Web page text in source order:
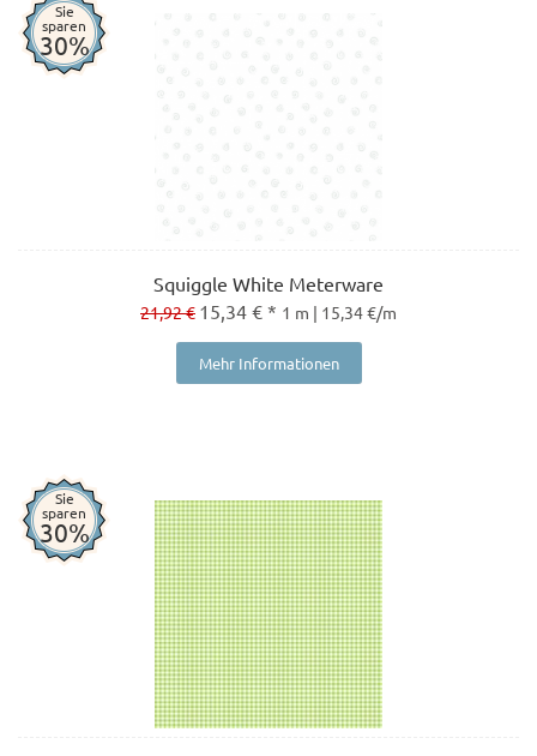
Sie
sparen
30%
Squiggle White Meterware
21,92 € 15,34 € * 1 m | 15,34 €/m
Mehr Informationen
Sie
sparen
30%